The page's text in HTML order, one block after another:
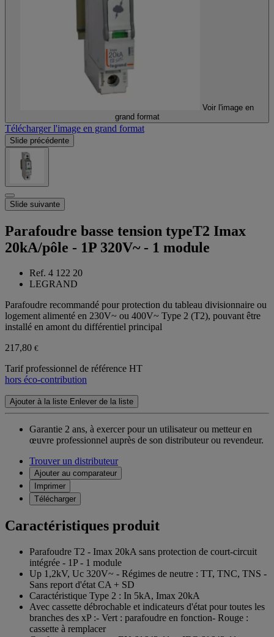
Voir l'image en
grand format
Télécharger l'image en grand format
Slide précédente
Slide suivante
Parafoudre basse tension typeT2 Imax
20kA/pôle - 1P 320V~ - 1 module
Ref. 4 122 20
LEGRAND
Parafoudre recommandé pour protection du tableau divisionnaire ou
logement alimenté en 230V~ ou 400V~ Type 2 (T2), pouvant être
installé en amont du différentiel principal
217,80 €
Tarif professionnel de référence HT
hors éco-contribution
Ajouter à la liste Enlever de la liste
Garantie 2 ans, à exercer pour un utilisateur ou metteur en
œuvre professionnel auprès de son distributeur ou revendeur.
Trouver un distributeur
Ajouter au comparateur
Imprimer
Télécharger
Caractéristiques produit
Parafoudre T2 - Imax 20kA sans protection de court-circuit
intégrée - 1P - 1 module
Up 1,2kV, Uc 320V~ - Régimes de neutre : TT, TNC, TNS -
Sans report d'état CA + SD
Caractéristique Type 2 : In 5kA, Imax 20kA
Avec cassette débrochable et indicateurs d'état pour toutes les
branches des xP :- Vert : parafoudre en fonction- Rouge :
cassette à remplacer